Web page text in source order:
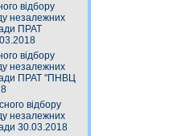
відбору
незалежних
ПРАТ
відбору
незалежних
ПРАТ "ПНВЦ
відбору
незалежних
30.03.2018